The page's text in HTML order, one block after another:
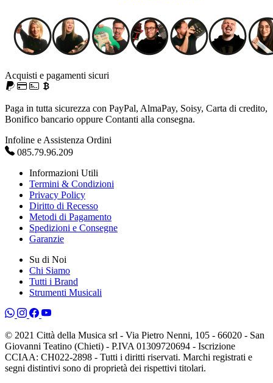
Acquisti e pagamenti sicuri
Paga in tutta sicurezza con PayPal, AlmaPay, Soisy, Carta di credito,
Bonifico bancario oppure Contanti alla consegna.
Infoline e Assistenza Ordini
085.79.96.209
Informazioni Utili
Termini & Condizioni
Privacy Policy
Diritto di Recesso
Metodi di Pagamento
Spedizioni e Consegne
Garanzie
Su di Noi
Chi Siamo
Tutti i Brand
Strumenti Musicali
© 2021 Città della Musica srl - Via Pietro Nenni, 105 - 66020 - San
Giovanni Teatino (Chieti) - P.IVA 01309720694 - Iscrizione
CCIAA: CH022-2898 - Tutti i diritti riservati. Marchi registrati e
segni distintivi sono di proprietà dei rispettivi titolari.